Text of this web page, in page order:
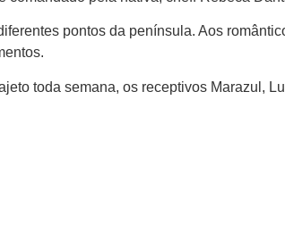
pontos da península. Aos
toda semana, os receptivos Marazul,